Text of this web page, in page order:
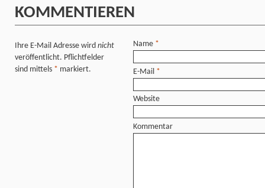
KOMMENTIEREN
Ihre E-Mail Adresse wird nicht
veröffentlicht. Pflichtfelder
sind mittels * markiert.
Name *
E-Mail *
Website
Kommentar